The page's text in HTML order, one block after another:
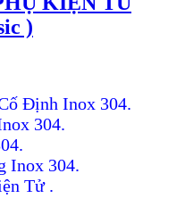
)
₫.
Định Inox 304.
304.
Inox 304.
Tử .